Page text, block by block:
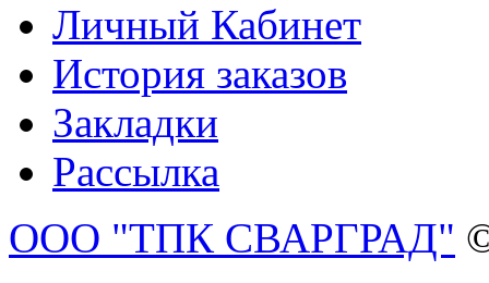
Личный Кабинет
История заказов
Закладки
Рассылка
ООО "ТПК СВАРГРАД"